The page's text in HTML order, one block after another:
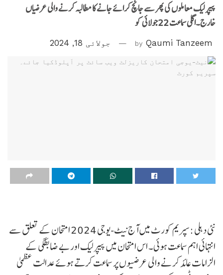
پیپر لیک معاملوں کی پھر سے جانچ کرائے جانے کا مطالبہ کرنے والی عرضیاں
خارج۔اگلی سماعت 22جولائی کو
by Qaumi Tanzeem جولائی 18, 2024
نئی دہلی :سپریم کورٹ میں آج نیٹ-یوجی 2024 امتحان کے تعلق سے
انتہائی اہم سماعت ہوئی۔ اس امتحان میں پیپر لیک اور بے ضابطگی کے
الزامات عائد کرنے والی عرضیوں پر سماعت کرتے ہوئے عدالت عظمیٰ